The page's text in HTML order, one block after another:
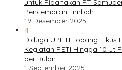
untuk Pidanakan PT
Pencemaran Limbah
19 Desember 2025
4
Diduga UPETI Lobang Tikus
Kegiatan PETI Hingga 10 Jt
per Bulan
1 September 2025